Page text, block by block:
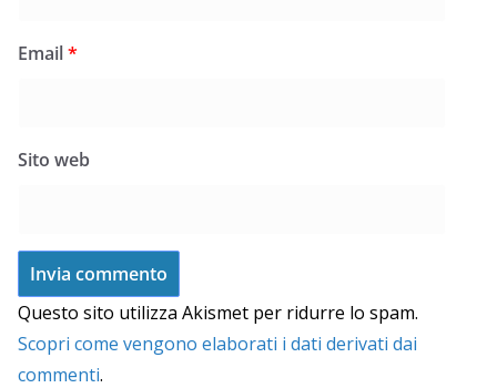
Email*
Sito web
Questo sito utilizza Akismet per ridurre lo spam.
Scopri come vengono elaborati i dati derivati dai
commenti.